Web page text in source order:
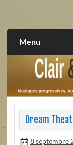
extrêmes,
Menu
Dream
8 septembre